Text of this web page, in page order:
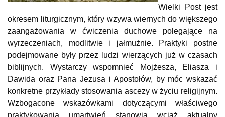
Wielki Post jest
okresem liturgicznym, który wzywa wiernych do większego
zaangażowania w ćwiczenia duchowe polegające na
wyrzeczeniach, modlitwie i jałmużnie. Praktyki postne
podejmowane były przez ludzi wierzących już w czasach
biblijnych. Wystarczy wspomnieć Mojżesza, Eliasza i
Dawida oraz Pana Jezusa i Apostołów, by móc wskazać
konkretne przykłady stosowania ascezy w życiu religijnym.
Wzbogacone wskazówkami dotyczącymi właściwego
praktykowania umartwień stanowią wciąż aktualny